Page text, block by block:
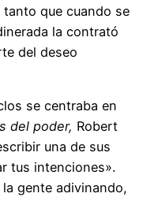
que cuando se
la contrató
del deseo
se centraba en
del poder, Robert
una de sus
tus intenciones».
gente adivinando,